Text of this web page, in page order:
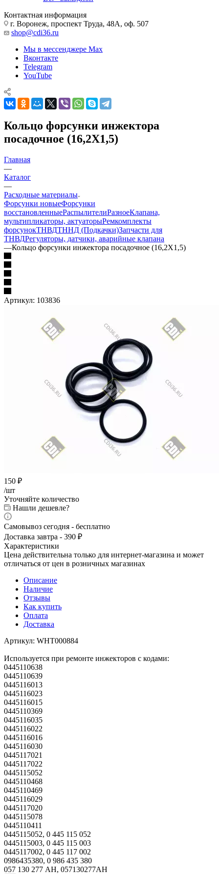
Контактная информация
г. Воронеж, проспект Труда, 48А, оф. 507
shop@cdi36.ru
Мы в мессенджере Max
Вконтакте
Telegram
YouTube
Кольцо форсунки инжектора
посадочное (16,2X1,5)
Главная
—
Каталог
—
Расходные материалы
Форсунки новыеФорсунки
восстановленныеРаспылителиРазноеКлапана,
мультипликаторы, актуаторыРемкомплекты
форсунокТНВДТННД (Подкачки)Запчасти для
ТНВДРегуляторы, датчики, аварийные клапана
—Кольцо форсунки инжектора посадочное (16,2X1,5)
Артикул: 103836
150 ₽
/шт
Уточняйте количество
Нашли дешевле?
Самовывоз сегодня - бесплатно
Доставка завтра - 390 ₽
Характеристики
Цена действительна только для интернет-магазина и может
отличаться от цен в розничных магазинах
Описание
Наличие
Отзывы
Как купить
Оплата
Доставка
Артикул: WHT000884
Используется при ремонте инжекторов с кодами:
0445110638
0445110639
0445116013
0445116023
0445116015
0445110369
0445116035
0445116022
0445116016
0445116030
0445117021
0445117022
0445115052
0445110468
0445110469
0445116029
0445117020
0445115078
0445110411
0445115052, 0 445 115 052
0445115003, 0 445 115 003
0445117002, 0 445 117 002
0986435380, 0 986 435 380
057 130 277 AH, 057130277AH